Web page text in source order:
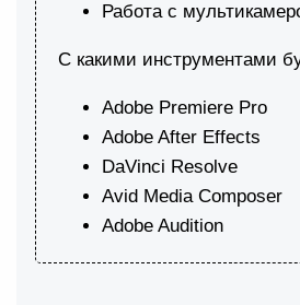
Работа с
С какими инструментами
Adobe Premiere Pro
Adobe After Effects
DaVinci Resolve
Avid Media Composer
Adobe Audition